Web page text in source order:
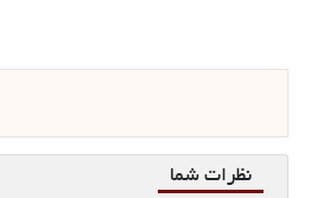
نظرات شما